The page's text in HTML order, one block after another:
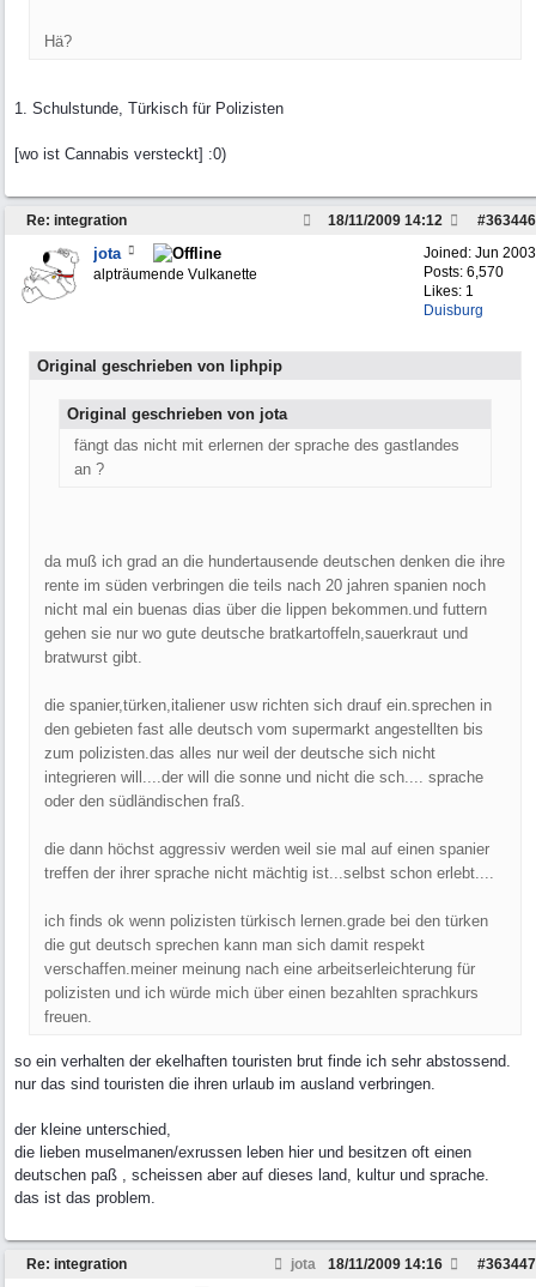
Hä?
1. Schulstunde, Türkisch für Polizisten
[wo ist Cannabis versteckt] :0)
Re: integration #363446
18/11/2009 14:12
Joined: Jun 2003
Posts: 6,570
Likes: 1
Duisburg
jota
alpträumende Vulkanette
Original geschrieben von liphpip
Original geschrieben von jota
fängt das nicht mit erlernen der sprache des gastlandes
an ?
da muß ich grad an die hundertausende deutschen denken die ihre
rente im süden verbringen die teils nach 20 jahren spanien noch
nicht mal ein buenas dias über die lippen bekommen.und futtern
gehen sie nur wo gute deutsche bratkartoffeln,sauerkraut und
bratwurst gibt.
die spanier,türken,italiener usw richten sich drauf ein.sprechen in
den gebieten fast alle deutsch vom supermarkt angestellten bis
zum polizisten.das alles nur weil der deutsche sich nicht
integrieren will....der will die sonne und nicht die sch.... sprache
oder den südländischen fraß.
die dann höchst aggressiv werden weil sie mal auf einen spanier
treffen der ihrer sprache nicht mächtig ist...selbst schon erlebt....
ich finds ok wenn polizisten türkisch lernen.grade bei den türken
die gut deutsch sprechen kann man sich damit respekt
verschaffen.meiner meinung nach eine arbeitserleichterung für
polizisten und ich würde mich über einen bezahlten sprachkurs
freuen.
so ein verhalten der ekelhaften touristen brut finde ich sehr abstossend.
nur das sind touristen die ihren urlaub im ausland verbringen.
der kleine unterschied,
die lieben muselmanen/exrussen leben hier und besitzen oft einen
deutschen paß , scheissen aber auf dieses land, kultur und sprache.
das ist das problem.
Re: integration jota #363447
18/11/2009 14:16